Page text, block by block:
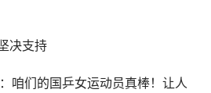
决支持
咱们的国乒女运动员真棒！让人